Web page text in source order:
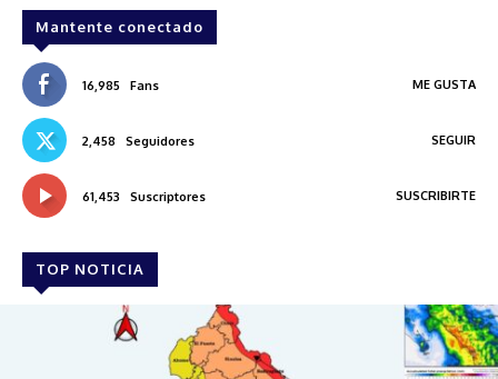
Mantente conectado
16,985 Fans ME GUSTA
2,458 Seguidores SEGUIR
61,453 Suscriptores SUSCRIBIRTE
TOP NOTICIA